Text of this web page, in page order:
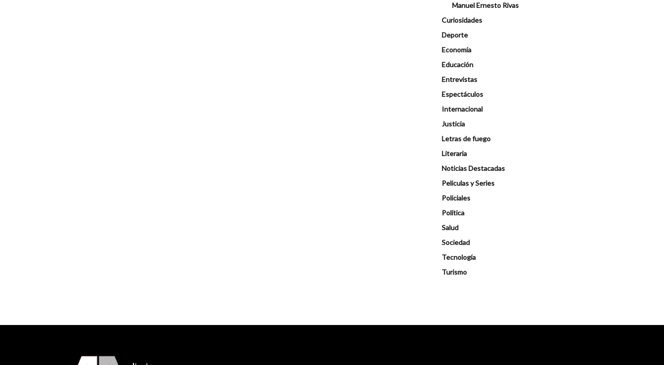
Manuel Ernesto Rivas
Curiosidades
Deporte
Economía
Educación
Entrevistas
Espectáculos
Internacional
Justicia
Letras de fuego
Literaria
Noticias Destacadas
Peliculas y Series
Policiales
Política
Salud
Sociedad
Tecnología
Turismo